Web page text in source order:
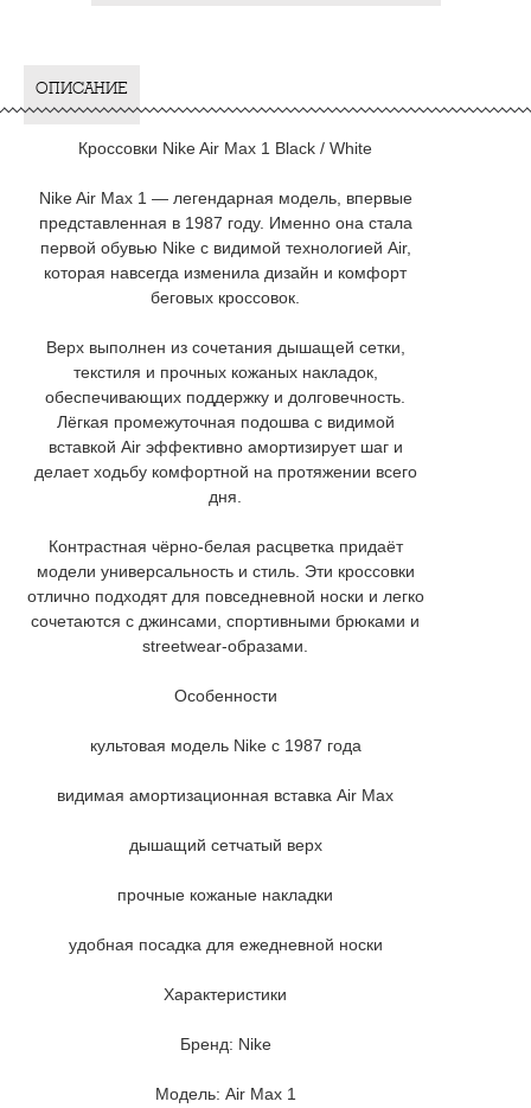
ОПИСАНИЕ
Кроссовки Nike Air Max 1 Black / White
Nike Air Max 1 — легендарная модель, впервые
представленная в 1987 году. Именно она стала
первой обувью Nike с видимой технологией Air,
которая навсегда изменила дизайн и комфорт
беговых кроссовок.
Верх выполнен из сочетания дышащей сетки,
текстиля и прочных кожаных накладок,
обеспечивающих поддержку и долговечность.
Лёгкая промежуточная подошва с видимой
вставкой Air эффективно амортизирует шаг и
делает ходьбу комфортной на протяжении всего
дня.
Контрастная чёрно-белая расцветка придаёт
модели универсальность и стиль. Эти кроссовки
отлично подходят для повседневной носки и легко
сочетаются с джинсами, спортивными брюками и
streetwear-образами.
Особенности
культовая модель Nike с 1987 года
видимая амортизационная вставка Air Max
дышащий сетчатый верх
прочные кожаные накладки
удобная посадка для ежедневной носки
Характеристики
Бренд: Nike
Модель: Air Max 1